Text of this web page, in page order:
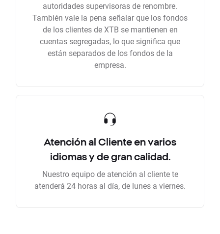
autoridades supervisoras de renombre.
También vale la pena señalar que los fondos
de los clientes de XTB se mantienen en
cuentas segregadas, lo que significa que
están separados de los fondos de la
empresa.
Atención al Cliente en varios
idiomas y de gran calidad.
Nuestro equipo de atención al cliente te
atenderá 24 horas al día, de lunes a viernes.